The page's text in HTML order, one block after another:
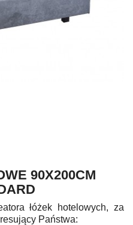
90X200CM
łóżek hotelowych, za
Państwa: